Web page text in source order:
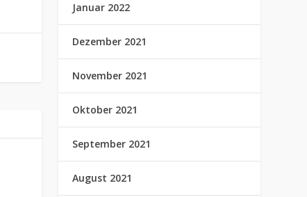
Januar 2022
Dezember 2021
November 2021
Oktober 2021
September 2021
August 2021